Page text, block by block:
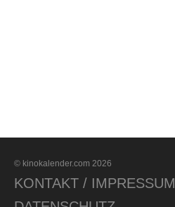
© kinokalender.com 2026
KONTAKT / IMPRESSUM